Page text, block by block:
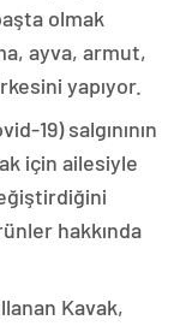
olmak
ayva, armut,
yapıyor.
19) salgınının
için ailesiyle
hakkında
Kavak,